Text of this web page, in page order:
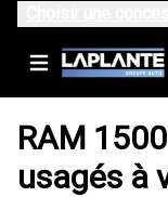
RAM
usagés à